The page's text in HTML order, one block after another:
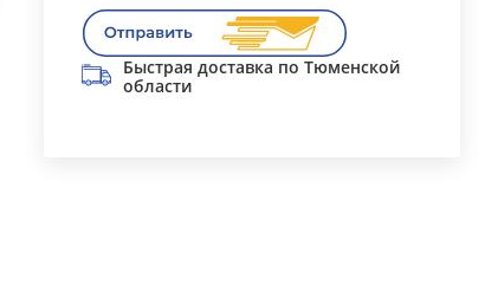
Быстрая доставка по Тюменской
области